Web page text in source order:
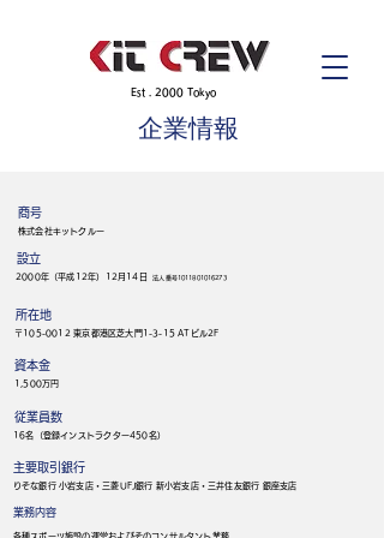
​Est . 2000 Tokyo
​企業情報
​商号
株式会社キットクルー
​設立
​2000年（平成12年）12月14日法人番号1011801016273
​所在地
​〒105-0012 東京都港区芝大門1-3-15 ATビル2F
​資本金
​1,500万円
​従業員数
​16名（登録インストラクター450名）
​主要取引銀行
​りそな銀行 小岩支店・三菱UFJ銀行 新小岩支店・三井住友銀行 銀座支店
​業務内容
​各種スポーツ施設の運営およびそのコンサルタント業務